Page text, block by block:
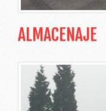
ALMACENAJE